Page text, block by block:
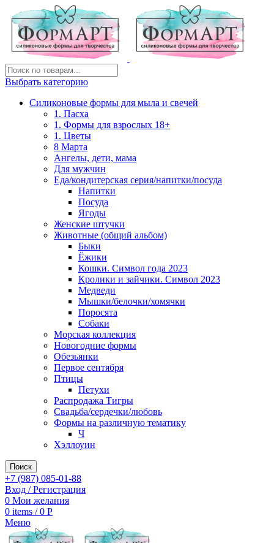
Выбрать категорию
Силиконовые формы для мыла и свечей
1. Пасха
1. Формы для взрослых 18+
1. Цветы
8 Марта
Ангелы, дети, мама
Для мужчин
Еда/кондитерская серия/напитки/посуда
Напитки
Посуда
Ягоды
Женские штучки
Животные (общий альбом)
Быки
Ёжики
Кошки. Символ года 2023
Кролики и зайчики. Символ 2023
Медведи
Мышки/белочки/хомячки
Поросята
Собаки
Морская коллекция
Новогодние формы
Обезьянки
Первое сентября
Птицы
Петухи
Распродажа Тигры
Свадьба/сердечки/любовь
Формы на различную тематику
Ч
Хэллоуин
Поиск
+7 (987) 085-01-88
Вход / Регистрация
0 Мои желания
0 items / 0 Р
Меню